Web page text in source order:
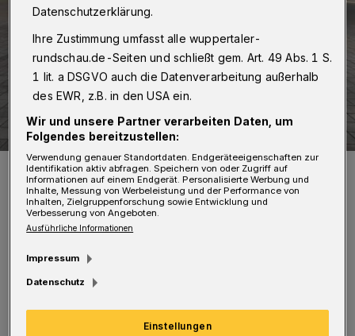
Die erfolgreichen "DroneLions" mit Prof. Dr.-Ing. Peter Gust (re.).
Foto: Bergische Uni
I m Rahmen des Wettkampfs haben die
Wuppertaler Studierenden — die
Datenschutzerklärung.
Ihre Zustimmung umfasst alle wuppertaler-
rundschau.de-Seiten und schließt gem. Art. 49 Abs. 1 S.
1 lit. a DSGVO auch die Datenverarbeitung außerhalb
des EWR, z.B. in den USA ein.
Wir und unsere Partner verarbeiten Daten, um
Folgendes bereitzustellen:
Verwendung genauer Standortdaten. Endgeräteeigenschaften zur
Identifikation aktiv abfragen. Speichern von oder Zugriff auf
Informationen auf einem Endgerät. Personalisierte Werbung und
Inhalte, Messung von Werbeleistung und der Performance von
Inhalten, Zielgruppenforschung sowie Entwicklung und
Verbesserung von Angeboten.
Ausführliche Informationen
Impressum
Datenschutz
Einstellungen